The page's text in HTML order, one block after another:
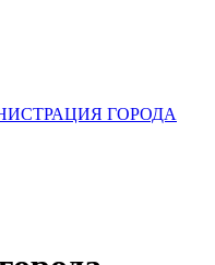
ГОРОДА